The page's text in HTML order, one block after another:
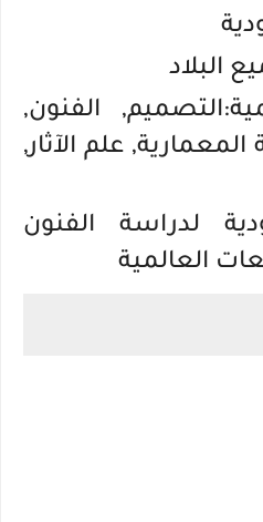
البلاد
الفنون,
علم الآثار,
لدراسة الفنون
العالمية